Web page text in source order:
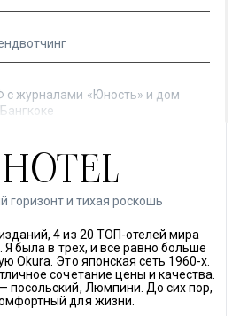
с журналами «Юность» и дом
тайский массаж
горизонт и тихая роскошь
4 из 20 ТОП-отелей мира
Я была в трех, и все равно больше
Okura. Это японская сеть 1960-х.
сочетание цены и качества.
посольский, Люмпини. До сих пор,
для жизни.